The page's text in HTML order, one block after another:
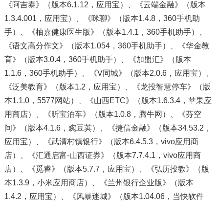
《阿吉泰》（版本6.1.12，应用宝）、《云端金融》（版本
1.3.4.001，应用宝）、《咪聊》（版本1.4.8，360手机助
手）、《柚嘉健康医生版》（版本1.4.1，360手机助手）、
《语文高分作文》（版本1.054，360手机助手）、《华金教
育》（版本3.0.4，360手机助手）、《加盟汇》（版本
1.1.6，360手机助手）、《V同城》（版本2.0.6，应用宝）、
《泛美教育》（版本1.2，应用宝）、《龙投智慧停车》（版
本1.1.0，5577网站）、《山西ETC》（版本1.6.3.4，苹果应
用商店）、《昕宝泊车》（版本1.0.8，腾牛网）、《芬空
间》（版本4.1.6，豌豆荚）、《捷信金融》（版本34.53.2，
应用宝）、《武清村镇银行》（版本6.4.5.3，vivo应用商
店）、《汇通启富-山西证券》（版本7.7.4.1，vivo应用商
店）、《觅睿》（版本5.7.7，应用宝）、《弘历投教》（版
本1.3.9，小米应用商店）、《兰州银行企业版》（版本
1.4.2，应用宝）、《风暴迷城》（版本1.04.06，当快软件